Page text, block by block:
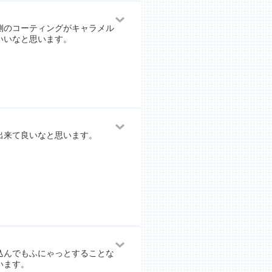
コーティングがキャラメル
なと思います。
て良いなと思います。
でもふにゃっとすることな
す。